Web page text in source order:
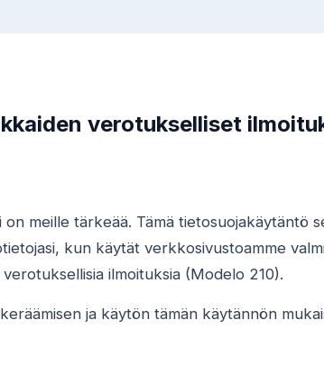
verotukselliset
on meille tärkeää. Tämä tietosuojakäytäntö
kun käytät verkkosivustoamme
ilmoituksia (Modelo 210).
ja käytön tämän käytännön